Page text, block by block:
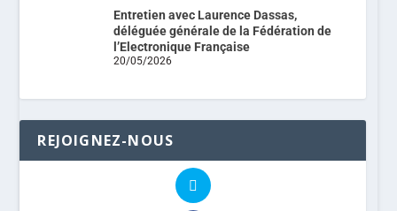
Entretien avec Laurence Dassas,
déléguée générale de la Fédération de
l’Electronique Française
20/05/2026
REJOIGNEZ-NOUS